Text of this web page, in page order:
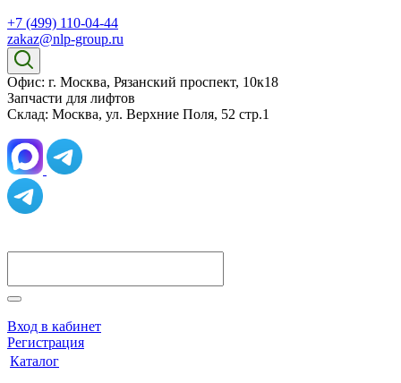
+7 (499) 110-04-44
zakaz@nlp-group.ru
Офис: г. Москва, Рязанский проспект, 10к18
Запчасти для лифтов
Склад: Москва, ул. Верхние Поля, 52 стр.1
Вход в кабинет
Регистрация
Каталог